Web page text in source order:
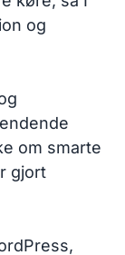
og
om smarte
gjort